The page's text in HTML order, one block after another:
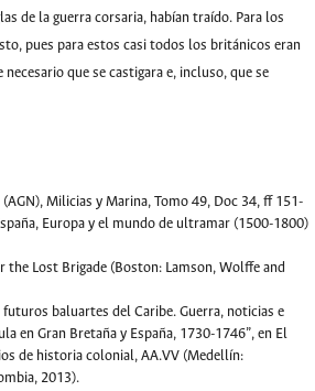
de la guerra corsaria, habían traído. Para los
pues para estos casi todos los británicos eran
que se castigara e, incluso, que se
Milicias y Marina, Tomo 49, Doc 34, ff 151-
Europa y el mundo de ultramar (1500-1800)
the Lost Brigade (Boston: Lamson, Wolffe and
futuros baluartes del Caribe. Guerra, noticias e
en Gran Bretaña y España, 1730-1746”, en El
de historia colonial, AA.VV (Medellín:
2013).